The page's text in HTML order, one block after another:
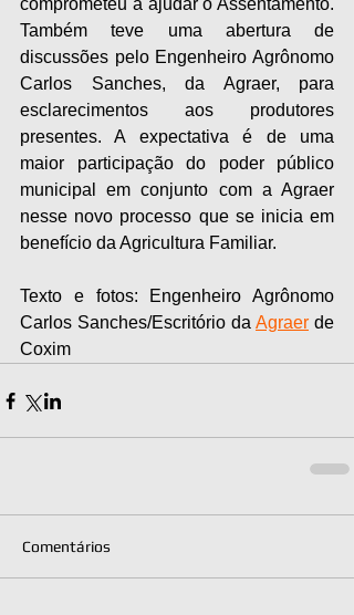
comprometeu a ajudar o Assentamento.
Também teve uma abertura de
discussões pelo Engenheiro Agrônomo
Carlos Sanches, da Agraer, para
esclarecimentos aos produtores
presentes. A expectativa é de uma
maior participação do poder público
municipal em conjunto com a Agraer
nesse novo processo que se inicia em
benefício da Agricultura Familiar.
Texto e fotos: Engenheiro Agrônomo
Carlos Sanches/Escritório da Agraer de
Coxim
Comentários